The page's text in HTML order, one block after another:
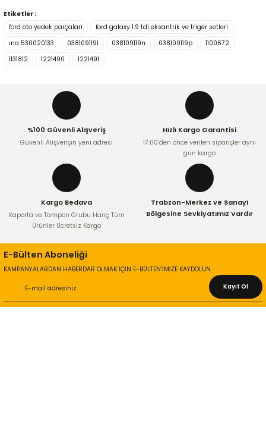
Bu ürünün fiyat bilgisi, resim, ürün açıklamalarında ve diğer
konularda yetersiz gördüğünüz noktaları öneri formunu
kullanarak tarafımıza iletebilirsiniz.
Ürün açıklamasında eksik bilgiler bulunuyor.
Ürün bilgilerinde hatalar bulunuyor.
Ürün fiyatı diğer sitelerden daha pahalı.
Bu ürüne benzer farklı alternatifler olmalı.
Etiketler :
ford oto yedek parçaları
ford galaxy 1.9 tdi eksantrik ve triger setleri
ına 530020133
038109119l 038109119n 038109119p
1100672
1131812
1221490 1221491
%100 Güvenli Alışveriş
Güvenli Alışverişin yeni adresi
Hızlı Kargo Garantisi
17:00’den önce verilen siparişler aynı
gün kargo
Kargo Bedava
Kaporta ve Tampon Grubu Hariç Tüm
Ürünler Ücretsiz Kargo
Trabzon-Merkez ve Sanayi
Bölgesine Sevkiyatımız Vardır
E-Bülten Aboneliği
KAMPANYALARDAN HABERDAR OLMAK İÇİN E-BÜLTEN’İMİZE KAYDOLUN
Kayıt Ol